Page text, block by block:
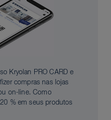
Kryolan PRO CARD e
compras nas lojas
on-line. Como
% em seus produtos